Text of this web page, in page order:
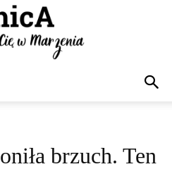
brzuch. Ten